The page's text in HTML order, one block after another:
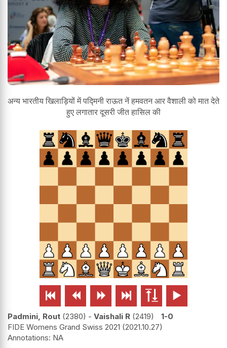
अन्य भारतीय खिलाड़ियों में पद्मिनी राऊत नें हमवतन आर वैशाली को मात देते
हुए लगातार दूसरी जीत हासिल की
     
Padmini, Rout 2380 - Vaishali R 2419
1-0
FIDE Womens Grand Swiss 2021 2021.10.27
NA